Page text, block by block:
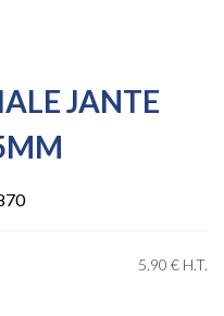
JANTE
5.90 € H.T.